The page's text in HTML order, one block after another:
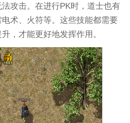
攻击。在进行PK时，道士也有
术、火符等。这些技能都需要
，才能更好地发挥作用。